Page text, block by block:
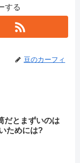
する
豆のカーフィ
だとまずいのは
ためには?